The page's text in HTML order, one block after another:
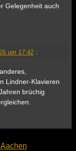
Gelegenheit auch
um 17:42 :
Lindner-Klavieren
brüchig